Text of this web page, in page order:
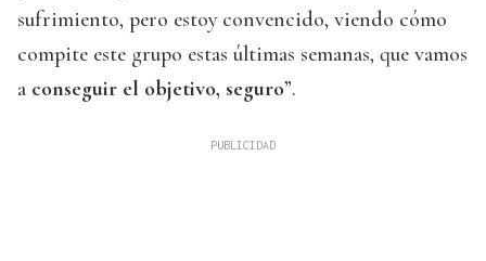
sufrimiento, pero estoy convencido, viendo cómo
compite este grupo estas últimas semanas, que vamos
a conseguir el objetivo, seguro”.